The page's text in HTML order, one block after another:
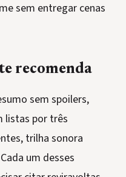
sem entregar cenas
recomenda
sem spoilers,
listas por três
trilha sonora
um desses